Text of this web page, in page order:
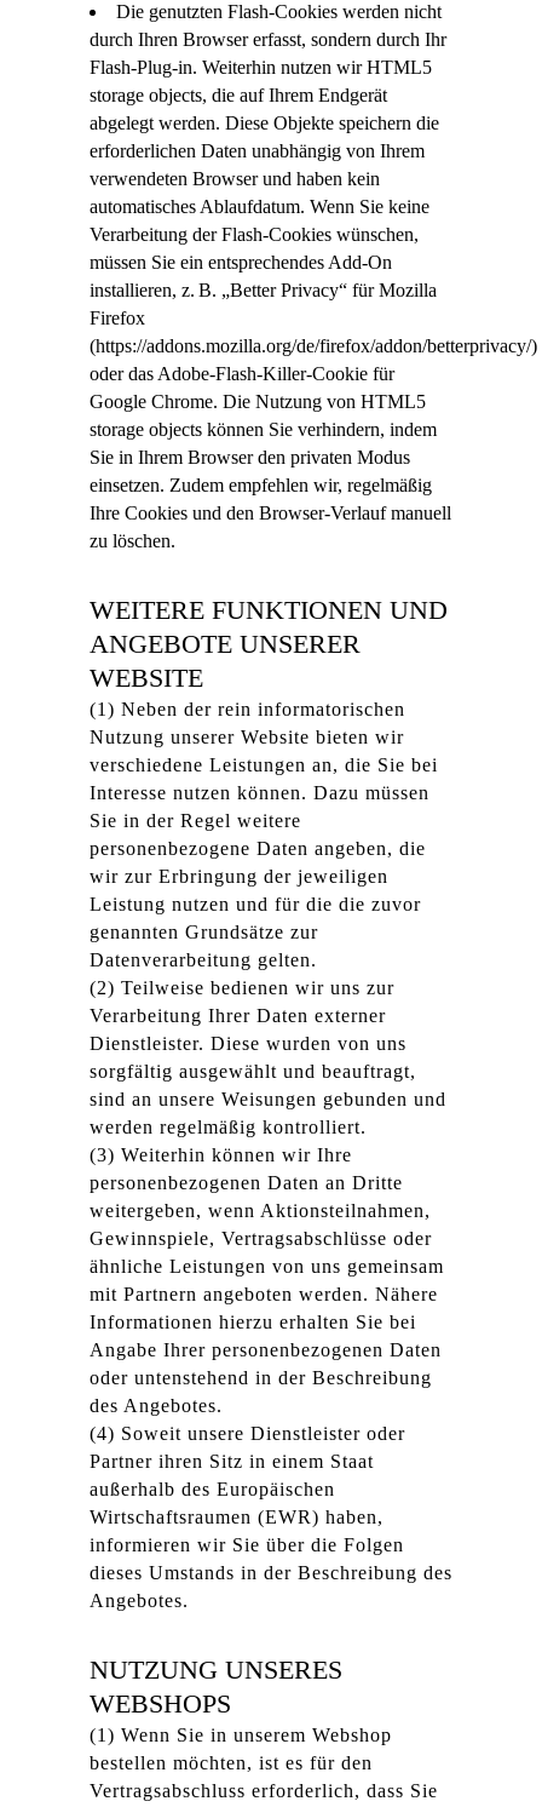
Die genutzten Flash-Cookies werden nicht
durch Ihren Browser erfasst, sondern durch Ihr
Flash-Plug-in. Weiterhin nutzen wir HTML5
storage objects, die auf Ihrem Endgerät
abgelegt werden. Diese Objekte speichern die
erforderlichen Daten unabhängig von Ihrem
verwendeten Browser und haben kein
automatisches Ablaufdatum. Wenn Sie keine
Verarbeitung der Flash-Cookies wünschen,
müssen Sie ein entsprechendes Add-On
installieren, z. B. „Better Privacy“ für Mozilla
Firefox
(https://addons.mozilla.org/de/firefox/addon/betterprivacy/)
oder das Adobe-Flash-Killer-Cookie für
Google Chrome. Die Nutzung von HTML5
storage objects können Sie verhindern, indem
Sie in Ihrem Browser den privaten Modus
einsetzen. Zudem empfehlen wir, regelmäßig
Ihre Cookies und den Browser-Verlauf manuell
zu löschen.
WEITERE FUNKTIONEN UND
ANGEBOTE UNSERER
WEBSITE
(1) Neben der rein informatorischen
Nutzung unserer Website bieten wir
verschiedene Leistungen an, die Sie bei
Interesse nutzen können. Dazu müssen
Sie in der Regel weitere
personenbezogene Daten angeben, die
wir zur Erbringung der jeweiligen
Leistung nutzen und für die die zuvor
genannten Grundsätze zur
Datenverarbeitung gelten.
(2) Teilweise bedienen wir uns zur
Verarbeitung Ihrer Daten externer
Dienstleister. Diese wurden von uns
sorgfältig ausgewählt und beauftragt,
sind an unsere Weisungen gebunden und
werden regelmäßig kontrolliert.
(3) Weiterhin können wir Ihre
personenbezogenen Daten an Dritte
weitergeben, wenn Aktionsteilnahmen,
Gewinnspiele, Vertragsabschlüsse oder
ähnliche Leistungen von uns gemeinsam
mit Partnern angeboten werden. Nähere
Informationen hierzu erhalten Sie bei
Angabe Ihrer personenbezogenen Daten
oder untenstehend in der Beschreibung
des Angebotes.
(4) Soweit unsere Dienstleister oder
Partner ihren Sitz in einem Staat
außerhalb des Europäischen
Wirtschaftsraumen (EWR) haben,
informieren wir Sie über die Folgen
dieses Umstands in der Beschreibung des
Angebotes.
NUTZUNG UNSERES
WEBSHOPS
(1) Wenn Sie in unserem Webshop
bestellen möchten, ist es für den
Vertragsabschluss erforderlich, dass Sie